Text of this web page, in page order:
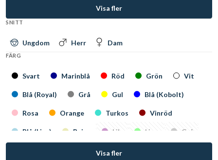
Tights
Spelartillbehör Skade- & Sårvård
Badkläder Handdukar Skridskosnören
Matchställ Målvaktsställ/tröja Klubbor
Skor Domardräkt Racket
Visa fler
SNITT
Ungdom Herr Dam
FÄRG
Svart Marinblå Röd Grön Vit
Blå (Royal) Grå Gul Blå (Kobolt)
Rosa Orange Turkos Vinröd
Blå (Ljus) Beige Lila Lime Grå
Visa fler